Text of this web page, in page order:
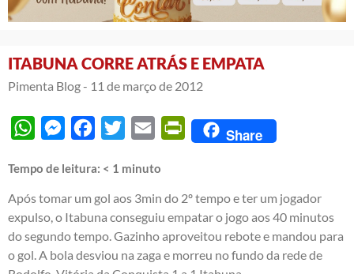
ITABUNA CORRE ATRÁS E EMPATA
Pimenta Blog - 11 de março de 2012
WhatsAppMessengerFacebook
Twitter Email PrintFriendly
Share
Tempo de leitura: < 1 minuto
Após tomar um gol aos 3min do 2º tempo e ter um jogador
expulso, o Itabuna conseguiu empatar o jogo aos 40 minutos
do segundo tempo. Gazinho aproveitou rebote e mandou para
o gol. A bola desviou na zaga e morreu no fundo da rede de